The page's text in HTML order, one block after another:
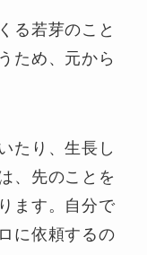
る若芽のこと
ため、元から
たり、生長し
、先のことを
ます。自分で
に依頼するの